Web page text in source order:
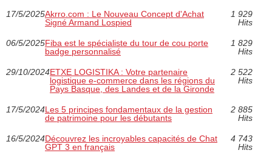
17/5/2025Akrro.com : Le Nouveau Concept d'Achat
Signé Armand Lospied
1 929
Hits
06/5/2025Fiba est le spécialiste du tour de cou porte
badge personnalisé
1 829
Hits
29/10/2024ETXE LOGISTIKA : Votre partenaire
logistique e-commerce dans les régions du
Pays Basque, des Landes et de la Gironde
2 522
Hits
17/5/2024Les 5 principes fondamentaux de la gestion
de patrimoine pour les débutants
2 885
Hits
16/5/2024Découvrez les incroyables capacités de Chat
GPT 3 en français
4 743
Hits